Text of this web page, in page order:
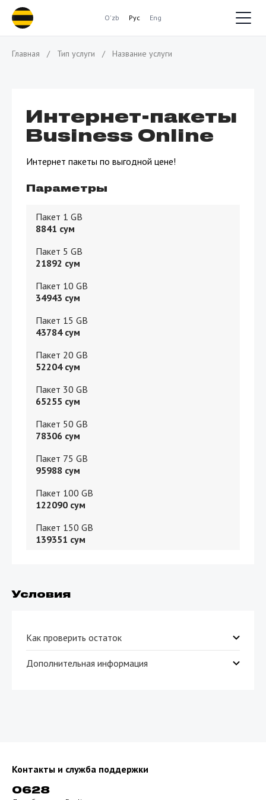
O'zb Рус Eng
Главная / Тип услуги / Название услуги
Интернет-пакеты
Business Online
Интернет пакеты по выгодной цене!
Параметры
Пакет 1 GB
8841 сум
Пакет 5 GB
21892 сум
Пакет 10 GB
34943 сум
Пакет 15 GB
43784 сум
Пакет 20 GB
52204 сум
Пакет 30 GB
65255 сум
Пакет 50 GB
78306 сум
Пакет 75 GB
95988 сум
Пакет 100 GB
122090 сум
Пакет 150 GB
139351 сум
Условия
Как проверить остаток
Остаток пакета можно проверить через USSD
Дополнительная информация
Pro, Max, Ultra), Business Pro (5, 10 ,20, 30, 50, 100),
Business M2M (Business Terminal, Business
Контакты и служба поддержки
0628